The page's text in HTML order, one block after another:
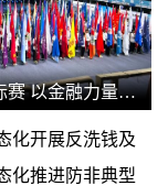
中国人寿护航第24届全国大学生田径锦标赛 以金融力量赋能青春赛道
化开展反洗钱及
化推进防非典型